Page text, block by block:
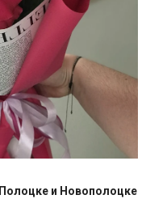
Полоцке и Новополоцке